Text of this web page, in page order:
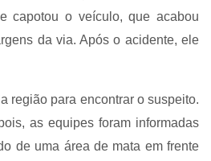
capotou o veículo, que acabou
da via. Após o acidente, ele
região para encontrar o suspeito.
as equipes foram informadas
de uma área de mata em frente